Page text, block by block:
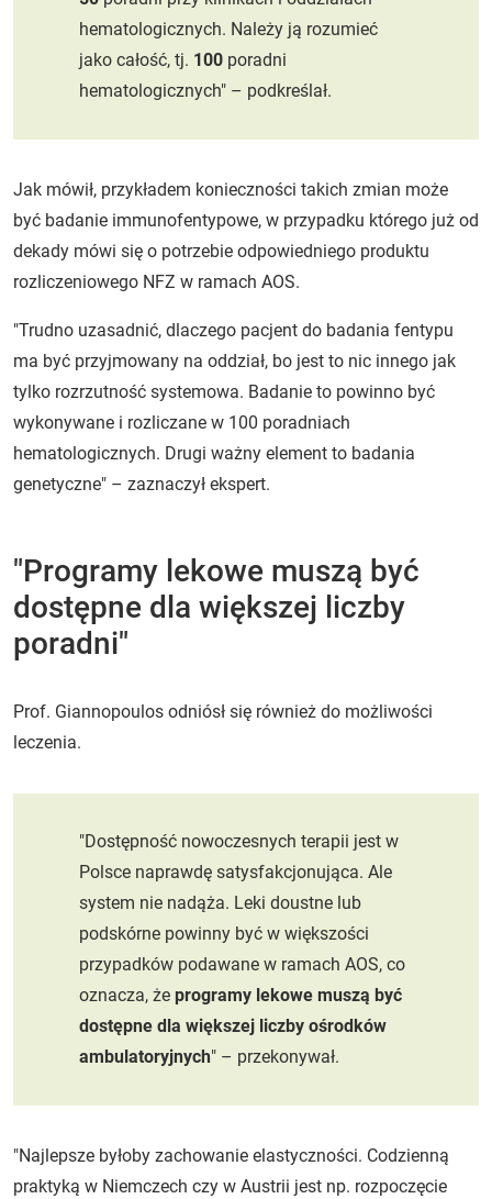
hematologicznych. Należy ją rozumieć
jako całość, tj. 100 poradni
hematologicznych" – podkreślał.
Jak mówił, przykładem konieczności takich zmian może
być badanie immunofentypowe, w przypadku którego już od
dekady mówi się o potrzebie odpowiedniego produktu
rozliczeniowego NFZ w ramach AOS.
"Trudno uzasadnić, dlaczego pacjent do badania fentypu
ma być przyjmowany na oddział, bo jest to nic innego jak
tylko rozrzutność systemowa. Badanie to powinno być
wykonywane i rozliczane w 100 poradniach
hematologicznych. Drugi ważny element to badania
genetyczne" – zaznaczył ekspert.
"Programy lekowe muszą być
dostępne dla większej liczby
poradni"
Prof. Giannopoulos odniósł się również do możliwości
leczenia.
"Dostępność nowoczesnych terapii jest w
Polsce naprawdę satysfakcjonująca. Ale
system nie nadąża. Leki doustne lub
podskórne powinny być w większości
przypadków podawane w ramach AOS, co
oznacza, że programy lekowe muszą być
dostępne dla większej liczby ośrodków
ambulatoryjnych" – przekonywał.
"Najlepsze byłoby zachowanie elastyczności. Codzienną
praktyką w Niemczech czy w Austrii jest np. rozpoczęcie